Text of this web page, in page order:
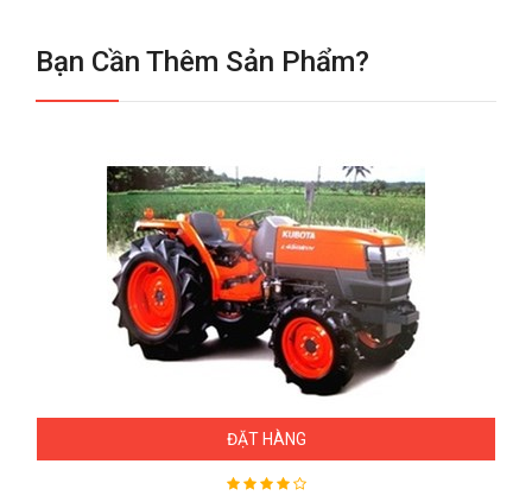
Bạn Cần Thêm Sản Phẩm?
ĐẶT HÀNG